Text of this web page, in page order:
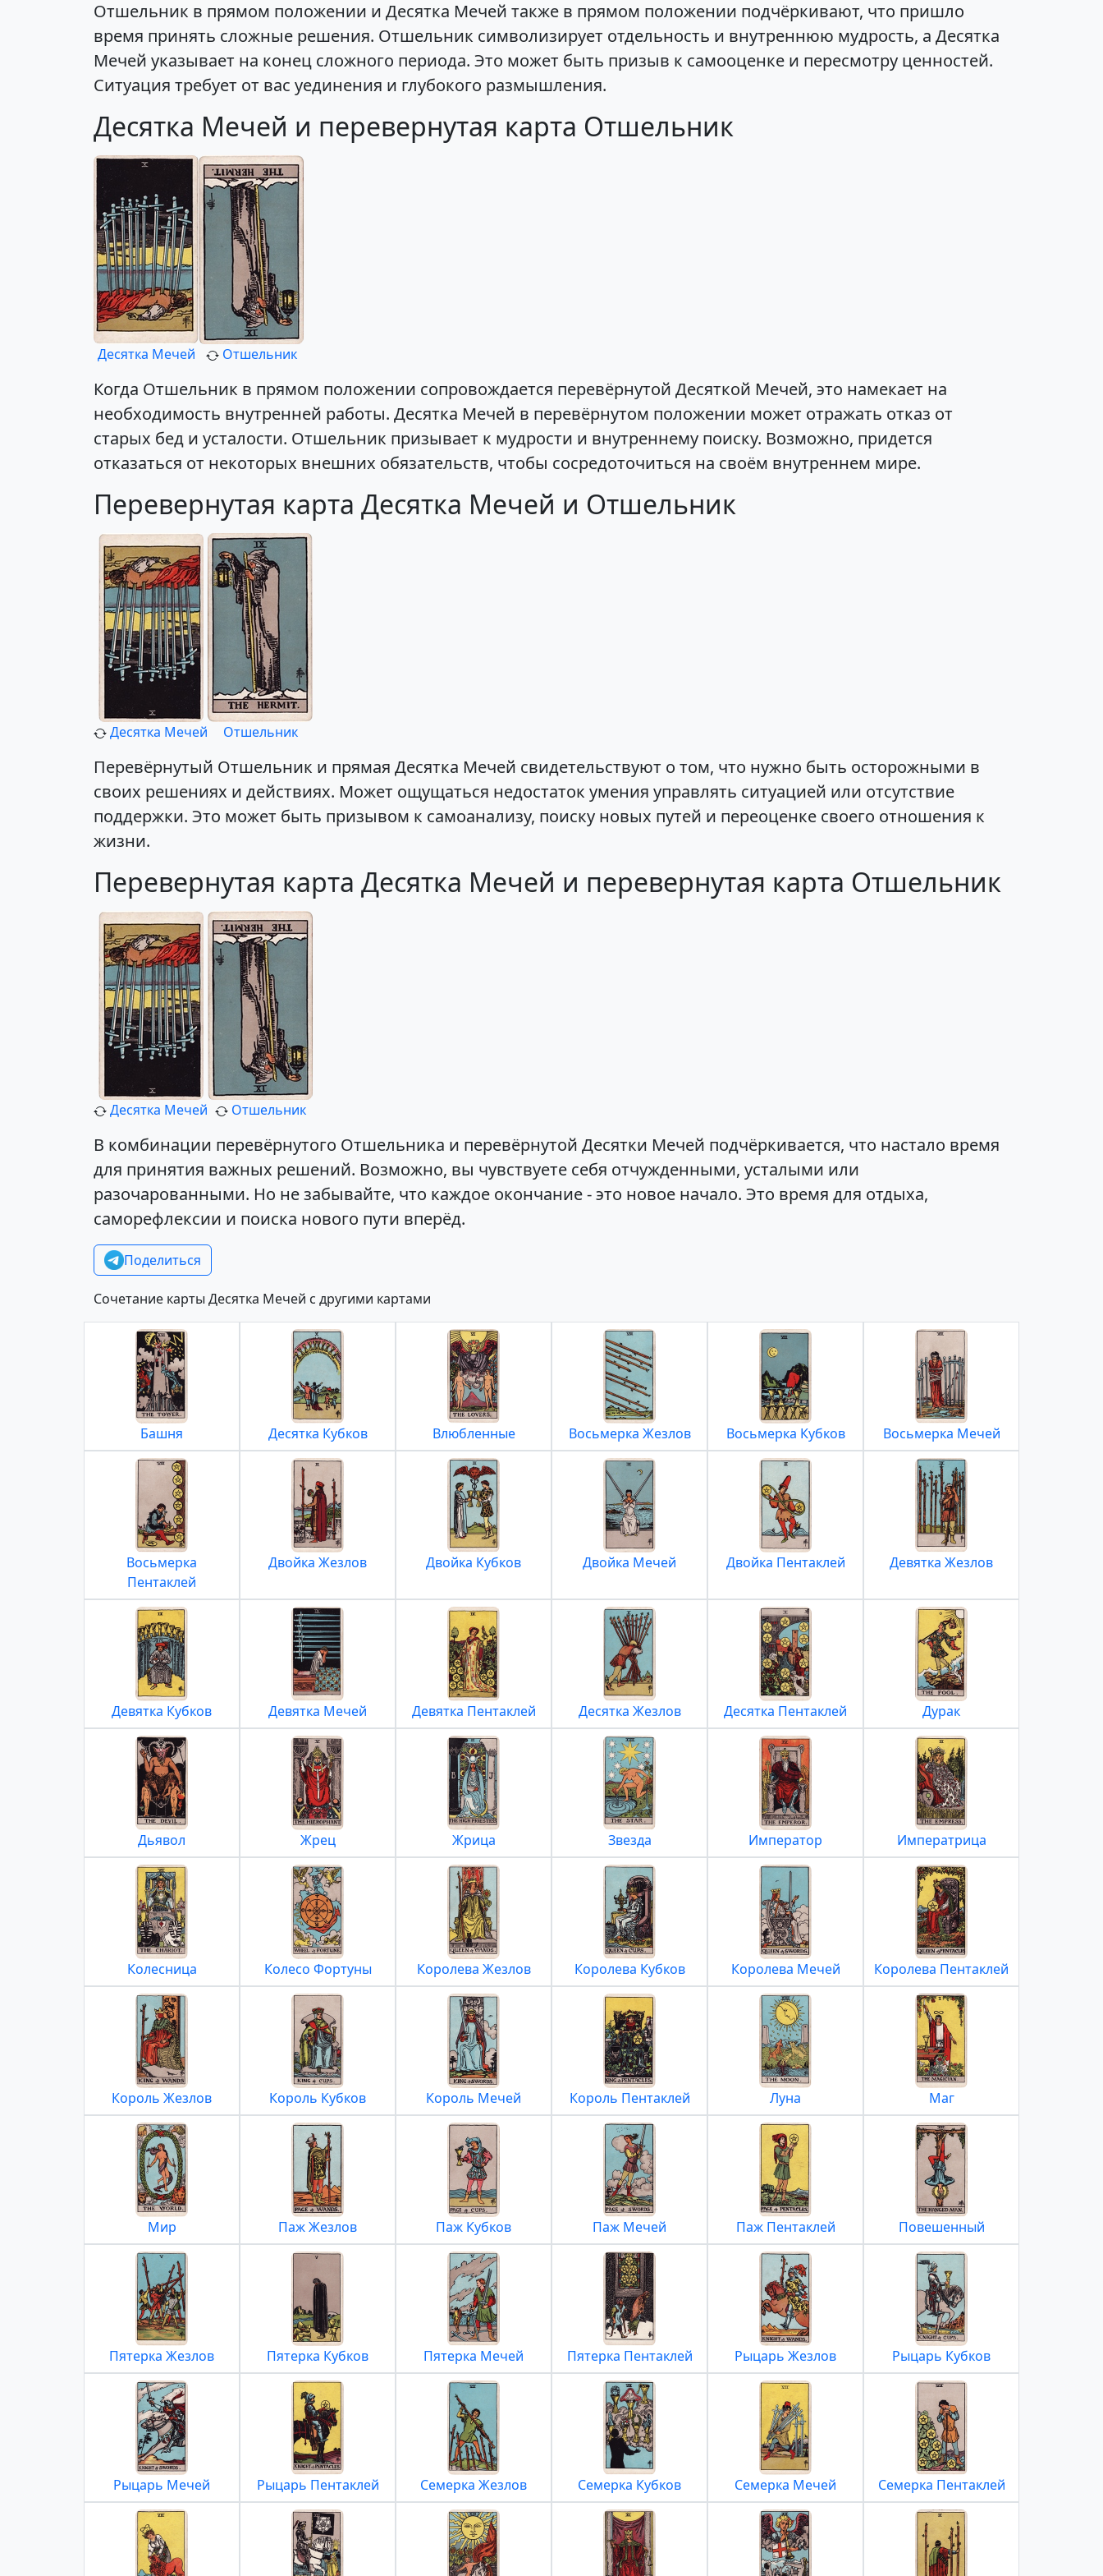
Отшельник в прямом положении и Десятка Мечей также в прямом положении подчёркивают, что пришло
время принять сложные решения. Отшельник символизирует отдельность и внутреннюю мудрость, а Десятка
Мечей указывает на конец сложного периода. Это может быть призыв к самооценке и пересмотру ценностей.
Ситуация требует от вас уединения и глубокого размышления.
Десятка Мечей и перевернутая карта Отшельник
Десятка Мечей Отшельник
Когда Отшельник в прямом положении сопровождается перевёрнутой Десяткой Мечей, это намекает на
необходимость внутренней работы. Десятка Мечей в перевёрнутом положении может отражать отказ от
старых бед и усталости. Отшельник призывает к мудрости и внутреннему поиску. Возможно, придется
отказаться от некоторых внешних обязательств, чтобы сосредоточиться на своём внутреннем мире.
Перевернутая карта Десятка Мечей и Отшельник
Десятка Мечей Отшельник
Перевёрнутый Отшельник и прямая Десятка Мечей свидетельствуют о том, что нужно быть осторожными в
своих решениях и действиях. Может ощущаться недостаток умения управлять ситуацией или отсутствие
поддержки. Это может быть призывом к самоанализу, поиску новых путей и переоценке своего отношения к
жизни.
Перевернутая карта Десятка Мечей и перевернутая карта Отшельник
Десятка Мечей Отшельник
В комбинации перевёрнутого Отшельника и перевёрнутой Десятки Мечей подчёркивается, что настало время
для принятия важных решений. Возможно, вы чувствуете себя отчужденными, усталыми или
разочарованными. Но не забывайте, что каждое окончание - это новое начало. Это время для отдыха,
саморефлексии и поиска нового пути вперёд.
Поделиться
Сочетание карты Десятка Мечей с другими картами
Башня Десятка Кубков Влюбленные Восьмерка Жезлов Восьмерка Кубков Восьмерка Мечей
Восьмерка
Пентаклей
Двойка Жезлов Двойка Кубков Двойка Мечей Двойка Пентаклей Девятка Жезлов
Девятка Кубков Девятка Мечей Девятка Пентаклей Десятка Жезлов Десятка Пентаклей Дурак
Дьявол Жрец Жрица Звезда Император Императрица
Колесница Колесо Фортуны Королева Жезлов Королева Кубков Королева Мечей Королева Пентаклей
Король Жезлов Король Кубков Король Мечей Король Пентаклей Луна Маг
Мир Паж Жезлов Паж Кубков Паж Мечей Паж Пентаклей Повешенный
Пятерка Жезлов Пятерка Кубков Пятерка Мечей Пятерка Пентаклей Рыцарь Жезлов Рыцарь Кубков
Рыцарь Мечей Рыцарь Пентаклей Семерка Жезлов Семерка Кубков Семерка Мечей Семерка Пентаклей